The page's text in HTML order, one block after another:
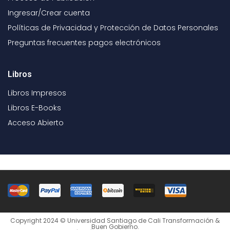
Ingresar/Crear cuenta
Políticas de Privacidad y Protección de Datos Personales
Preguntas frecuentes pagos electrónicos
Libros
Libros Impresos
Libros E-Books
Acceso Abierto
Copyright 2024 © Universidad Santiago de Cali Transformación &
Buen Gobierno.